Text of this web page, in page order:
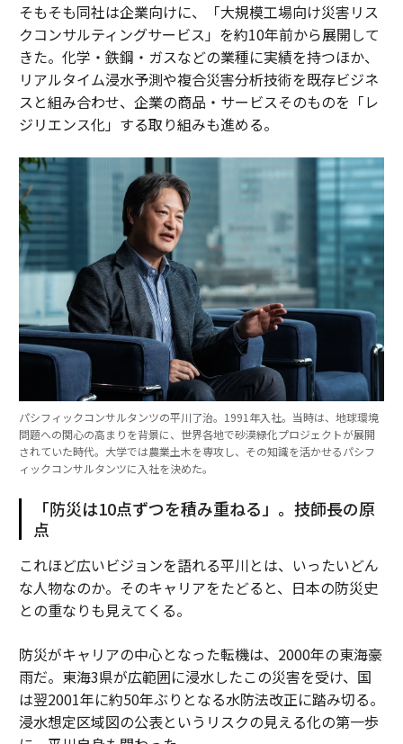
そもそも同社は企業向けに、「大規模工場向け災害リス
クコンサルティングサービス」を約10年前から展開して
きた。化学・鉄鋼・ガスなどの業種に実績を持つほか、
リアルタイム浸水予測や複合災害分析技術を既存ビジネ
スと組み合わせ、企業の商品・サービスそのものを「レ
ジリエンス化」する取り組みも進める。
パシフィックコンサルタンツの平川了治。1991年入社。当時は、地球環境
問題への関心の高まりを背景に、世界各地で砂漠緑化プロジェクトが展開
されていた時代。大学では農業土木を専攻し、その知識を活かせるパシフ
ィックコンサルタンツに入社を決めた。
「防災は10点ずつを積み重ねる」。技師長の原
点
これほど広いビジョンを語れる平川とは、いったいどん
な人物なのか。そのキャリアをたどると、日本の防災史
との重なりも見えてくる。
防災がキャリアの中心となった転機は、2000年の東海豪
雨だ。東海3県が広範囲に浸水したこの災害を受け、国
は翌2001年に約50年ぶりとなる水防法改正に踏み切る。
浸水想定区域図の公表というリスクの見える化の第一歩